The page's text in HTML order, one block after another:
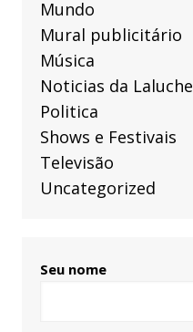
Mundo
Mural publicitário
Música
Noticias da Laluche
Politica
Shows e Festivais
Televisão
Uncategorized
Seu nome